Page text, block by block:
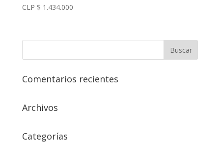
CLP $ 1.434.000
Comentarios recientes
Archivos
Categorías